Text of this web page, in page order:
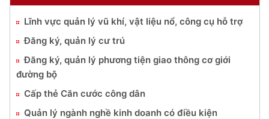
Lĩnh vực quản lý vũ khí, vật liệu nổ, công cụ hỗ trợ
Đăng ký, quản lý cư trú
Đăng ký, quản lý phương tiện giao thông cơ giới
đường bộ
Cấp thẻ Căn cước công dân
Quản lý ngành nghề kinh doanh có điều kiện